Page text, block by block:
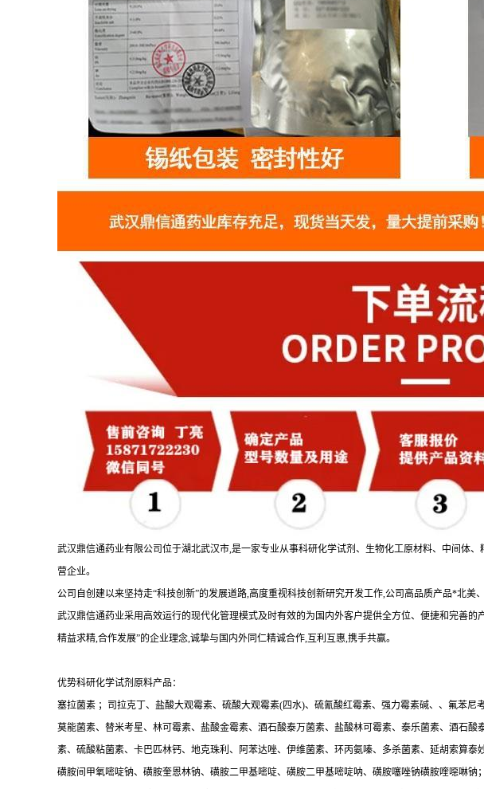
武汉鼎信通药业有限公司位于湖北武汉市,是一家专业从事科研化学试剂、生物化工原材料、中间体
营企业。
公司自创建以来坚持走“科技创新”的发展道路,高度重视科技创新研究开发工作,公司高品质产品*北美
武汉鼎信通药业采用高效运行的现代化管理模式及时有效的为国内外客户提供全方位、便捷和完善
精益求精,合作发展”的企业理念,诚挚与国内外同仁精诚合作,互利互惠,携手共赢。
优势科研化学试剂原料产品：
塞拉菌素 ；司拉克丁、盐酸大观霉素、硫酸大观霉素(四水)、硫氰酸红霉素、强力霉素碱、、氟苯
莫能菌素、替米考星、林可霉素、盐酸金霉素、酒石酸泰万菌素、盐酸林可霉素、泰乐菌素、酒石
素、硫酸粘菌素、卡巴匹林钙、地克珠利、阿苯达唑、伊维菌素、环丙氨嗪、多杀菌素、延胡索算
磺胺间甲氧嘧啶钠、磺胺奎恩林钠、磺胺二甲基嘧啶、磺胺二甲基嘧啶呐、磺胺噻唑钠磺胺喹噁啉